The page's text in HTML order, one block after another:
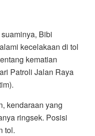
Bibi
kecelakaan di tol
kematian
Patroli Jalan Raya
kendaraan yang
ringsek. Posisi
tol.